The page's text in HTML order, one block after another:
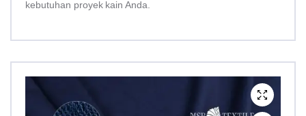
kebutuhan proyek kain Anda.